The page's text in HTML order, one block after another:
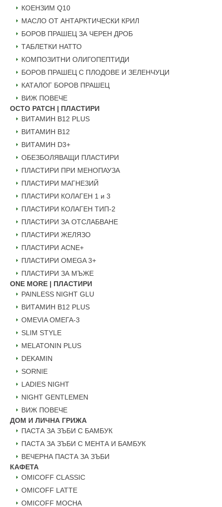
КОЕНЗИМ Q10
МАСЛО ОТ АНТАРКТИЧЕСКИ КРИЛ
БОРОВ ПРАШЕЦ ЗА ЧЕРЕН ДРОБ
ТАБЛЕТКИ НАТТО
КОМПОЗИТНИ ОЛИГОПЕПТИДИ
БОРОВ ПРАШЕЦ С ПЛОДОВЕ И ЗЕЛЕНЧУЦИ
КАТАЛОГ БОРОВ ПРАШЕЦ
ВИЖ ПОВЕЧЕ
OCTO PATCH | ПЛАСТИРИ
ВИТАМИН B12 PLUS
ВИТАМИН B12
ВИТАМИН D3+
ОБЕЗБОЛЯВАЩИ ПЛАСТИРИ
ПЛАСТИРИ ПРИ МЕНОПАУЗА
ПЛАСТИРИ МАГНЕЗИЙ
ПЛАСТИРИ КОЛАГЕН 1 и 3
ПЛАСТИРИ КОЛАГЕН ТИП-2
ПЛАСТИРИ ЗА ОТСЛАБВАНЕ
ПЛАСТИРИ ЖЕЛЯЗО
ПЛАСТИРИ ACNE+
ПЛАСТИРИ OMEGA 3+
ПЛАСТИРИ ЗА МЪЖЕ
ONE MORE | ПЛАСТИРИ
PAINLESS NIGHT GLU
ВИТАМИН B12 PLUS
ОMEVIA ОМЕГА-3
SLIM STYLE
MELATONIN PLUS
DEKAMIN
SORNIE
LADIES NIGHT
NIGHT GENTLEMEN
ВИЖ ПОВЕЧЕ
ДОМ И ЛИЧНА ГРИЖА
ПАСТА ЗА ЗЪБИ С БАМБУК
ПАСТА ЗА ЗЪБИ С МЕНТА И БАМБУК
ВЕЧЕРНА ПАСТА ЗА ЗЪБИ
КАФЕТА
OMICOFF CLASSIC
OMICOFF LATTE
OMICOFF MOCHA